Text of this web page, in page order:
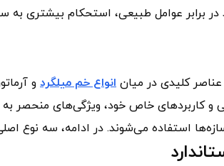
برابر عوامل طبیعی، استحکام بیشتری به
کلیدی در میان انواع خم میلگرد و
خاص خود، ویژگی‌های منحصر به
استفاده می‌شوند. در ادامه، سه نوع